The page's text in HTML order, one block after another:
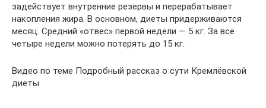
задействует внутренние резервы и перерабатывает
накопления жира. В основном, диеты придерживаются
месяц. Средний «отвес» первой недели — 5 кг. За все
четыре недели можно потерять до 15 кг.
Видео по теме Подробный рассказ о сути Кремлёвской
диеты